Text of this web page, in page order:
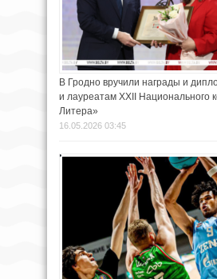
В Гродно вручили награды и
и лауреатам XXII Национального
Литера»
16.05.2026 03:45